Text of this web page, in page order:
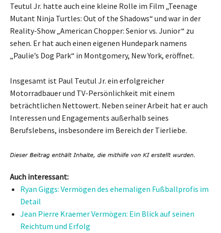
Teutul Jr. hatte auch eine kleine Rolle im Film „Teenage
Mutant Ninja Turtles: Out of the Shadows“ und war in der
Reality-Show „American Chopper: Senior vs. Junior“ zu
sehen. Er hat auch einen eigenen Hundepark namens
„Paulie’s Dog Park“ in Montgomery, New York, eröffnet.
Insgesamt ist Paul Teutul Jr. ein erfolgreicher
Motorradbauer und TV-Persönlichkeit mit einem
beträchtlichen Nettowert. Neben seiner Arbeit hat er auch
Interessen und Engagements außerhalb seines
Berufslebens, insbesondere im Bereich der Tierliebe.
Auch interessant:
Ryan Giggs: Vermögen des ehemaligen Fußballprofis im
Detail
Jean Pierre Kraemer Vermögen: Ein Blick auf seinen
Reichtum und Erfolg